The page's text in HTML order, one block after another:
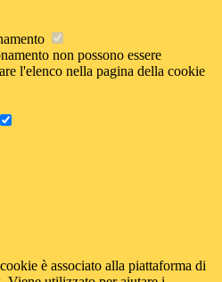
non possono essere
l'elenco nella pagina della cookie
è associato alla piattaforma di